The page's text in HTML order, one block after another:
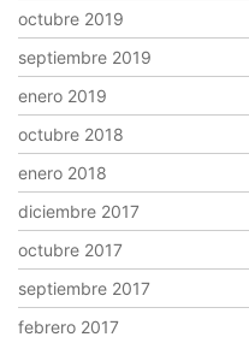
octubre 2019
septiembre 2019
enero 2019
octubre 2018
enero 2018
diciembre 2017
octubre 2017
septiembre 2017
febrero 2017